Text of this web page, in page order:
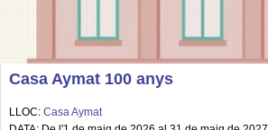
Casa Aymat 100 anys
LLOC: Casa Aymat